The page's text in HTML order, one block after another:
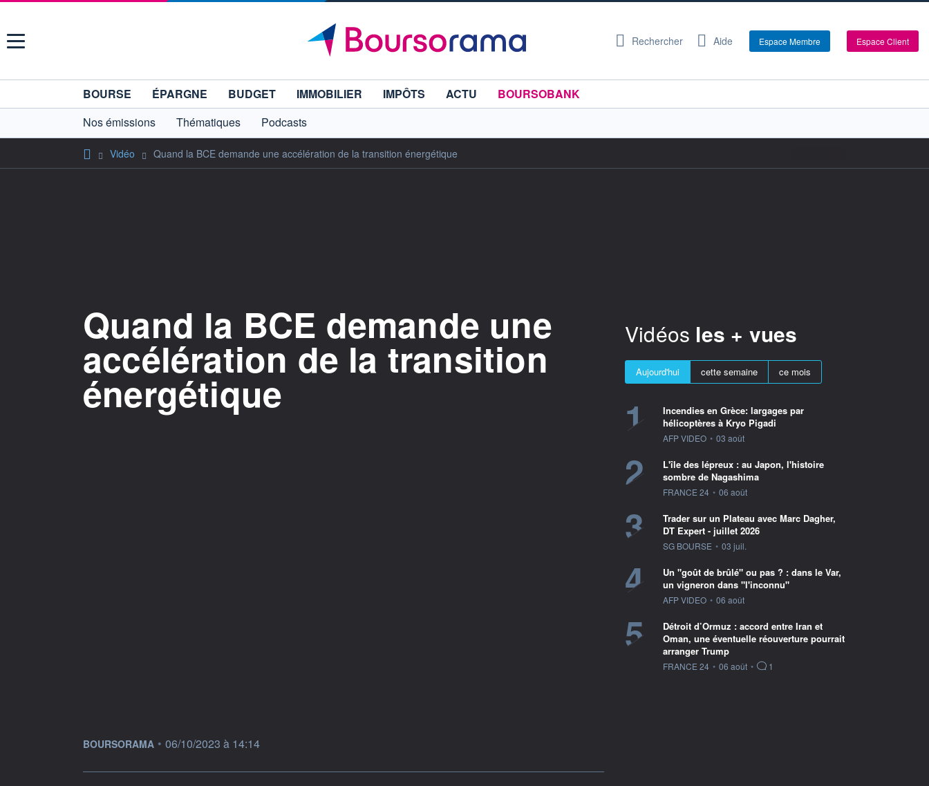
Menu Rechercher Aide Espace Membre Espace Client
BOURSE ÉPARGNE BUDGET IMMOBILIER IMPÔTS ACTU
BOURSOBANK
Nos émissions
Thématiques Podcasts
Vidéo Quand la BCE demande une accélération de la transition énergétique
Quand la BCE demande une
accélération de la transition
énergétique
information fournie par
BOURSORAMA • 06/10/2023 à 14:14
Vidéos les + vues
Aujourd'hui cette semaine ce mois
1
Incendies en Grèce: largages par
hélicoptères à Kryo Pigadi
information fournie par
AFP VIDEO • 03 août
2
L'île des lépreux : au Japon, l'histoire
sombre de Nagashima
information fournie par
FRANCE 24 • 06 août
3
Trader sur un Plateau avec Marc Dagher,
DT Expert - juillet 2026
information fournie par
SG BOURSE • 03 juil.
4
Un "goût de brûlé" ou pas ? : dans le Var,
un vigneron dans "l'inconnu"
information fournie par
AFP VIDEO • 06 août
5
Détroit d’Ormuz : accord entre Iran et
Oman, une éventuelle réouverture pourrait
arranger Trump
information fournie par
FRANCE 24 • 06 août • 1